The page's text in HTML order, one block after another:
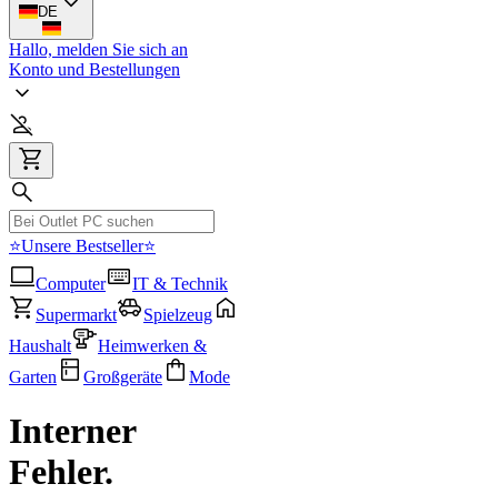
DE
Hallo, melden Sie sich an
Konto und Bestellungen
⭐Unsere Bestseller⭐
Computer
IT & Technik
Supermarkt
Spielzeug
Haushalt
Heimwerken &
Garten
Großgeräte Mode
Interner
Fehler.